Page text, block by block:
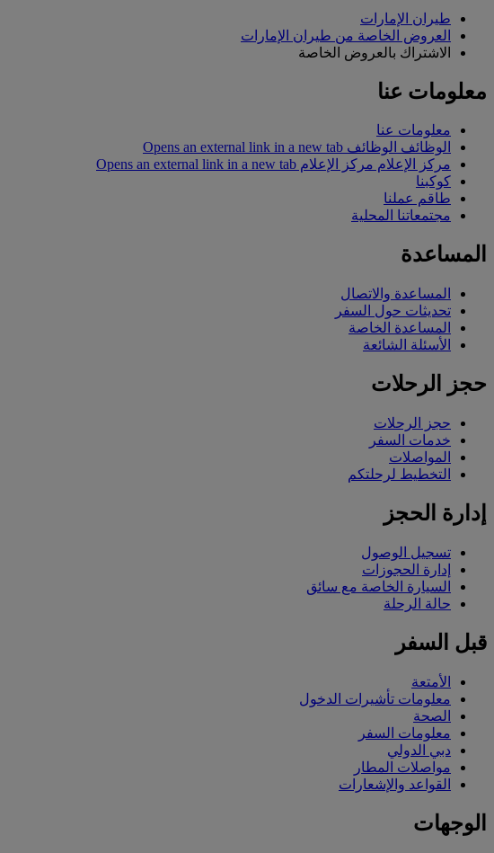
طيران الإمارات
العروض الخاصة من طيران الإمارات
الاشتراك بالعروض الخاصة
معلومات عنا
معلومات عنا
الوظائف الوظائف Opens an external link in a new tab
مركز الإعلام مركز الإعلام Opens an external link in a new tab
كوكبنا
طاقم عملنا
مجتمعاتنا المحلية
المساعدة
المساعدة والاتصال
تحديثات حول السفر
المساعدة الخاصة
الأسئلة الشائعة
حجز الرحلات
حجز الرحلات
خدمات السفر
المواصلات
التخطيط لرحلتكم
إدارة الحجز
تسجيل الوصول
إدارة الحجوزات
السيارة الخاصة مع سائق
حالة الرحلة
قبل السفر
الأمتعة
معلومات تأشيرات الدخول
الصحة
معلومات السفر
دبي الدولي
مواصلات المطار
القواعد والإشعارات
الوجهات